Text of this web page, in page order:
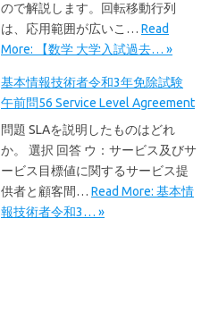
ので解説します。回転移動行列
は、応用範囲が広いこ… Read
More: 【数学 大学入試過去… »
基本情報技術者令和3年免除試験
午前問56 Service Level Agreement
問題 SLAを説明したものはどれ
か。 選択 回答 ウ：サービス及びサ
ービス目標値に関するサービス提
供者と顧客間… Read More: 基本情
報技術者令和3… »